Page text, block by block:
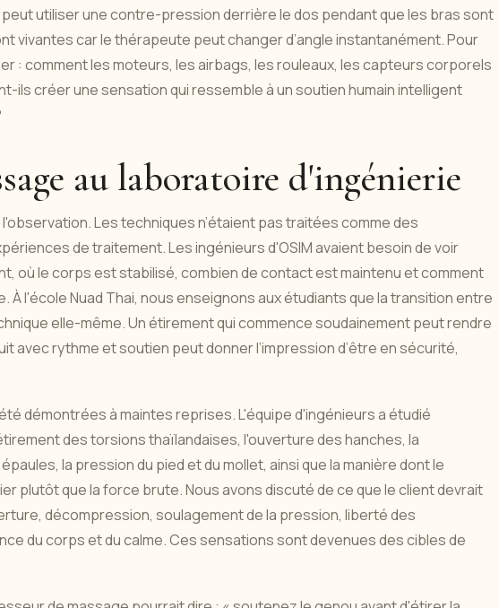
utiliser une contre-pression derrière le dos pendant que les bras sont
vivantes car le thérapeute peut changer d’angle instantanément. Pour
: comment les moteurs, les airbags, les rouleaux, les capteurs corporels
ils créer une sensation qui ressemble à un soutien humain intelligent
au laboratoire d'ingénierie
Les techniques n’étaient pas traitées comme des
de traitement. Les ingénieurs d'OSIM avaient besoin de voir
où le corps est stabilisé, combien de contact est maintenu et comment
À l'école Nuad Thai, nous enseignons aux étudiants que la transition entre
elle-même. Un étirement qui commence soudainement peut rendre
avec rythme et soutien peut donner l’impression d’être en sécurité,
démontrées à maintes reprises. L'équipe d'ingénieurs a étudié
des torsions thaïlandaises, l'ouverture des hanches, la
la pression du pied et du mollet, ainsi que la manière dont le
plutôt que la force brute. Nous avons discuté de ce que le client devrait
décompression, soulagement de la pression, liberté des
du corps et du calme. Ces sensations sont devenues des cibles de